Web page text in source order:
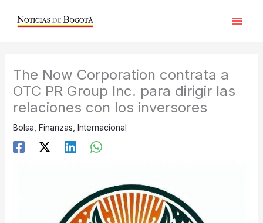
The Now Corporation contrata a
OTC PR Group Inc. para dirigir las
relaciones con los inversores
Bolsa Finanzas Internacional